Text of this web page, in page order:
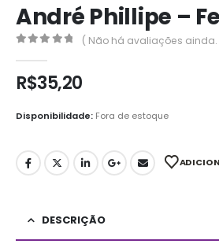
André Phillipe –
( Não há avaliações ainda.
R$35,20
Disponibilidade: Fora de estoque
DESCRIÇÃO